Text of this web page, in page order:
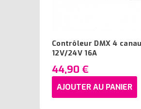
Contrôleur DMX 4
12V/24V 16A
44,90 €
AJOUTER AU PANIER